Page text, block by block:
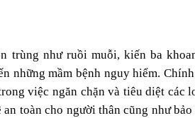
trùng như ruồi muỗi, kiến ba
những mầm bệnh nguy hiểm.
việc ngăn chặn và tiêu diệt các
toàn cho người thân cũng như bảo